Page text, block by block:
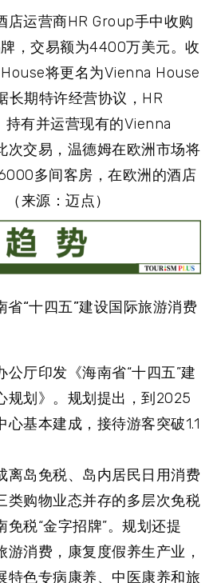
店运营商HR Group手中收购
，交易额为4400万美元。收
将更名为Vienna House
长期特许经营协议，HR
有并运营现有的Vienna
次交易，温德姆在欧洲市场将
多间客房，在欧洲的酒店
来源：迈点）
“十四五”建设国际旅游消费
厅印发《海南省“十四五”建
规划》。规划提出，到2025
基本建成，接待游客突破1.1
离岛免税、岛内居民日用消费
类购物业态并存的多层次免税
税“金字招牌”。规划还提
游消费，康复度假养生产业，
特色专病康养、中医康养和旅